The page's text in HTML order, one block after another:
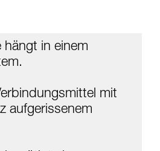
hängt in einem
mit
aufgerissenem